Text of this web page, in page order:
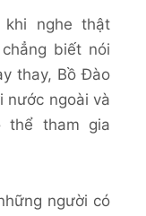
khi nghe thật
biết nói
thay, Bồ Đào
nước ngoài và
thể tham gia
người có